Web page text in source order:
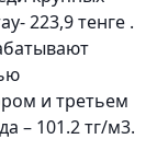
223,9 тенге .
и третьем
– 101.2 тг/м3.